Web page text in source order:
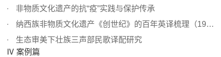
非物质文化遗产的抗“疫”实践与保护传承
纳西族非物质文化遗产《创世纪》的百年英译梳理（1912～201...
生态审美下壮族三声部民歌译配研究
Ⅳ 案例篇